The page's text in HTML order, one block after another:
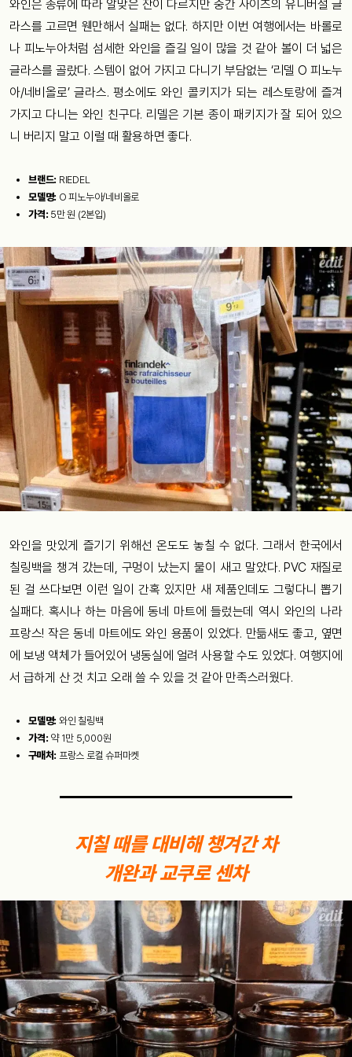
와인은 종류에 따라 알맞은 잔이 다르지만 중간 사이즈의 유니버설 글
라스를 고르면 웬만해서 실패는 없다. 하지만 이번 여행에서는 바롤로
나 피노누아처럼 섬세한 와인을 즐길 일이 많을 것 같아 볼이 더 넓은
글라스를 골랐다. 스템이 없어 가지고 다니기 부담없는 ‘리델 O 피노누
아/네비올로’ 글라스. 평소에도 와인 콜키지가 되는 레스토랑에 즐겨
가지고 다니는 와인 친구다. 리델은 기본 종이 패키지가 잘 되어 있으
니 버리지 말고 이럴 때 활용하면 좋다.
브랜드: RIEDEL
모델명: O 피노누아/네비올로
가격: 5만 원 (2본입)
와인을 맛있게 즐기기 위해선 온도도 놓칠 수 없다. 그래서 한국에서
칠링백을 챙겨 갔는데, 구멍이 났는지 물이 새고 말았다. PVC 재질로
된 걸 쓰다보면 이런 일이 간혹 있지만 새 제품인데도 그렇다니 뽑기
실패다. 혹시나 하는 마음에 동네 마트에 들렀는데 역시 와인의 나라
프랑스! 작은 동네 마트에도 와인 용품이 있었다. 만듦새도 좋고, 옆면
에 보냉 액체가 들어있어 냉동실에 얼려 사용할 수도 있었다. 여행지에
서 급하게 산 것 치고 오래 쓸 수 있을 것 같아 만족스러웠다.
모델명: 와인 칠링백
가격: 약 1만 5,000원
구매처: 프랑스 로컬 슈퍼마켓
지칠 때를 대비해 챙겨간 차
개완과 교쿠로 센차